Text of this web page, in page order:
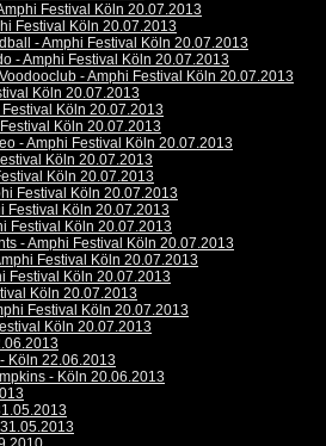
Festival Köln 20.07.2013
Festival Köln 20.07.2013
- Amphi Festival Köln 20.07.2013
- Amphi Festival Köln 20.07.2013
- Amphi Festival Köln 20.07.2013
Köln 20.07.2013
Köln 20.07.2013
Köln 20.07.2013
- Amphi Festival Köln 20.07.2013
Köln 20.07.2013
Köln 20.07.2013
Festival Köln 20.07.2013
Festival Köln 20.07.2013
Festival Köln 20.07.2013
- Amphi Festival Köln 20.07.2013
Festival Köln 20.07.2013
Festival Köln 20.07.2013
Köln 20.07.2013
Festival Köln 20.07.2013
Köln 20.07.2013
Köln 22.06.2013
- Köln 20.06.2013